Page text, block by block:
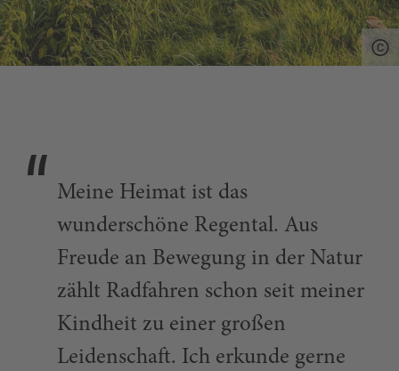
Meine Heimat ist das
wunderschöne Regental. Aus
Freude an Bewegung in der Natur
zählt Radfahren schon seit meiner
Kindheit zu einer großen
Leidenschaft. Ich erkunde gerne